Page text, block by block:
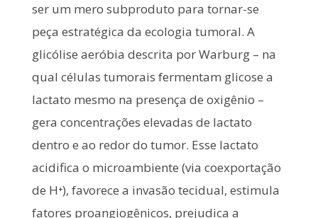
ser um mero subproduto para tornar-se
peça estratégica da ecologia tumoral. A
glicólise aeróbia descrita por Warburg – na
qual células tumorais fermentam glicose a
lactato mesmo na presença de oxigênio –
gera concentrações elevadas de lactato
dentro e ao redor do tumor. Esse lactato
acidifica o microambiente (via coexportação
de H⁺), favorece a invasão tecidual, estimula
fatores proangiogênicos, prejudica a